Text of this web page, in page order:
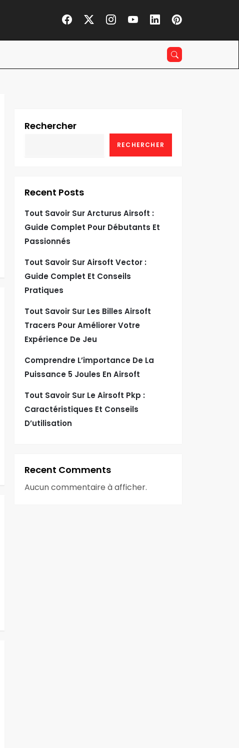
Rechercher
RECHERCHER
Recent Posts
Tout Savoir Sur Arcturus Airsoft :
Guide Complet Pour Débutants Et
Passionnés
Tout Savoir Sur Airsoft Vector :
Guide Complet Et Conseils
Pratiques
Tout Savoir Sur Les Billes Airsoft
Tracers Pour Améliorer Votre
Expérience De Jeu
Comprendre L’importance De La
Puissance 5 Joules En Airsoft
Tout Savoir Sur Le Airsoft Pkp :
Caractéristiques Et Conseils
D’utilisation
Recent Comments
Aucun commentaire à afficher.